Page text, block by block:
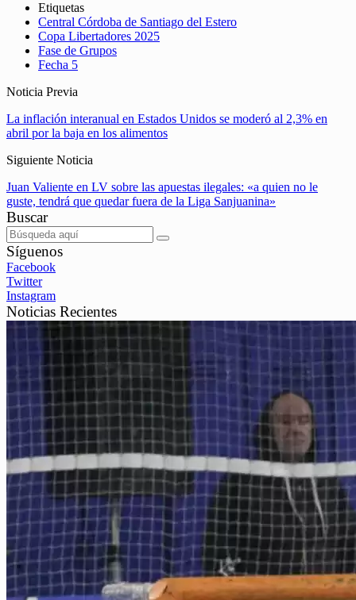
Etiquetas
Central Córdoba de Santiago del Estero
Copa Libertadores 2025
Fase de Grupos
Fecha 5
Noticia Previa
La inflación interanual en Estados Unidos se moderó al 2,3% en
abril por la baja en los alimentos
Siguiente Noticia
Juan Valiente en LV sobre las apuestas ilegales: «a quien no le
guste, tendrá que quedar fuera de la Liga Sanjuanina»
Buscar
Síguenos
Facebook
Twitter
Instagram
Noticias Recientes